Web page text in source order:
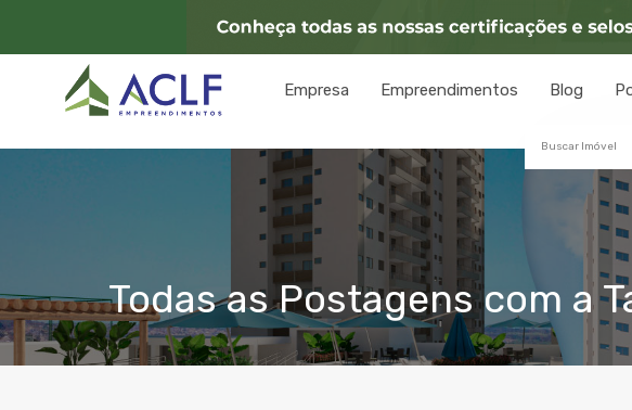
Empresa Empreendimentos Blog
Buscar Imóvel
Todas as Postagens com a